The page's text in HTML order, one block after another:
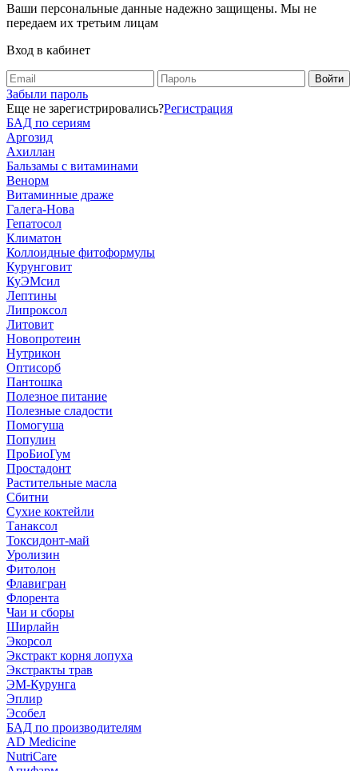
Ваши персональные данные надежно защищены. Мы не
передаем их третьим лицам
Вход в кабинет
Забыли пароль
Еще не зарегистрировались?Регистрация
БАД по сериям
Аргозид
Ахиллан
Бальзамы с витаминами
Венорм
Витаминные драже
Галега-Нова
Гепатосол
Климатон
Коллоидные фитоформулы
Курунговит
КуЭМсил
Лептины
Липроксол
Литовит
Новопротеин
Нутрикон
Оптисорб
Пантошка
Полезное питание
Полезные сладости
Помогуша
Популин
ПроБиоГум
Простадонт
Растительные масла
Сбитни
Сухие коктейли
Танаксол
Токсидонт-май
Уролизин
Фитолон
Флавигран
Флорента
Чаи и сборы
Ширлайн
Экорсол
Экстракт корня лопуха
Экстракты трав
ЭМ-Курунга
Эплир
Эсобел
БАД по производителям
AD Medicine
NutriCare